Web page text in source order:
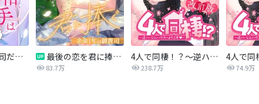
運命の相手は上司だった 最後の恋を君に捧ぐ～余命1年の御曹司～
83.7万
4人で同棲！？～逆ハーレムハウスへようこそ♥～【改訂版】
238.7万 74.9万